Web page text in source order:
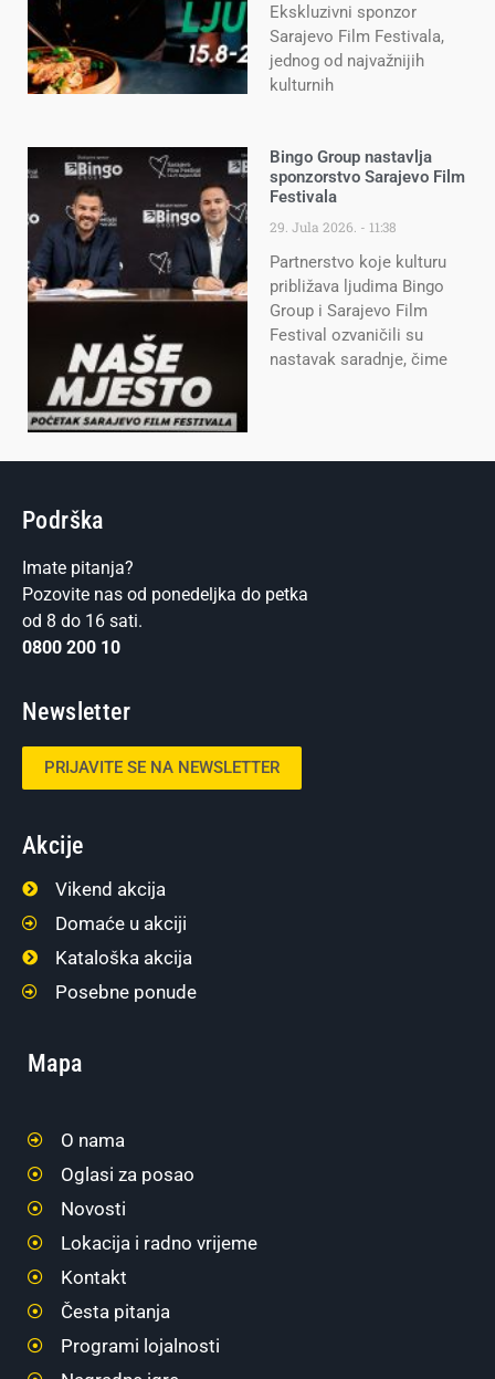
Ekskluzivni sponzor
Sarajevo Film Festivala,
jednog od najvažnijih
kulturnih
Bingo Group nastavlja
sponzorstvo Sarajevo Film
Festivala
29. Jula 2026. 11:38
Partnerstvo koje kulturu
približava ljudima Bingo
Group i Sarajevo Film
Festival ozvaničili su
nastavak saradnje, čime
Podrška
Imate pitanja?
Pozovite nas od ponedeljka do petka
od 8 do 16 sati.
0800 200 10
Newsletter
PRIJAVITE SE NA NEWSLETTER
Akcije
Vikend akcija
Domaće u akciji
Kataloška akcija
Posebne ponude
Mapa
O nama
Oglasi za posao
Novosti
Lokacija i radno vrijeme
Kontakt
Česta pitanja
Programi lojalnosti